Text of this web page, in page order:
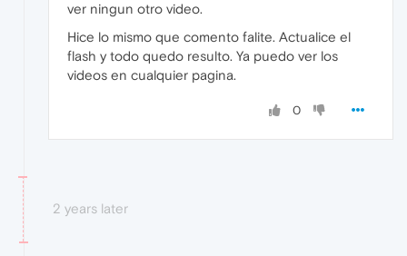
ver ningun otro video.
Hice lo mismo que comento falite. Actualice el
flash y todo quedo resulto. Ya puedo ver los
videos en cualquier pagina.
0
2 years later